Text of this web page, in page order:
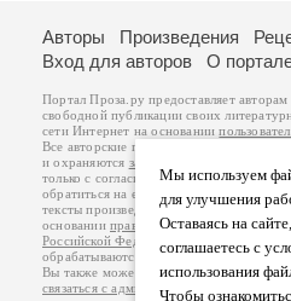
Мы используем
для улучшения
Оставаясь на
соглашаетесь с
использования
Чтобы
Авторы Произведения
Вход для авторов
О
Портал Проза.ру предоставляет
свободной публикации своих
сети Интернет на основании
Все авторские права на произведения
и охраняются законом
. Перепечатка
только с согласия его автора, к
обратиться на его авторской странице.
тексты произведений авторы несут
основанииправил публикациии
Российской Федерации
обрабатываются на основанииПолитики
Вы также можете посмотреть более
связаться с администрацией